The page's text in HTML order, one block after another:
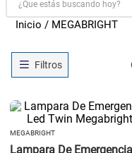
MEGABRIGHT
MEGABRIGHT
Lampara De Emergencia